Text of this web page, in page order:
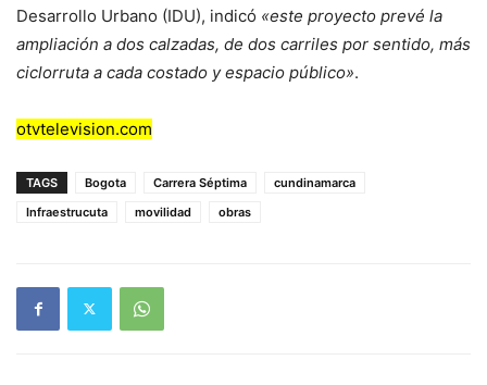
Desarrollo Urbano (IDU), indicó «este proyecto prevé la
ampliación a dos calzadas, de dos carriles por sentido, más
ciclorruta a cada costado y espacio público».
otvtelevision.com
TAGS Bogota Carrera Séptima
cundinamarca
Infraestrucuta
movilidad obras